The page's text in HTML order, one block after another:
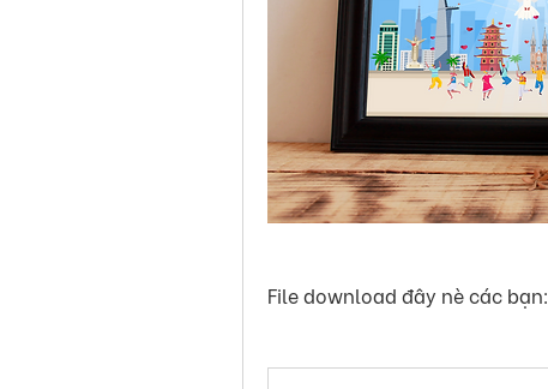
File download đây nè các bạn: